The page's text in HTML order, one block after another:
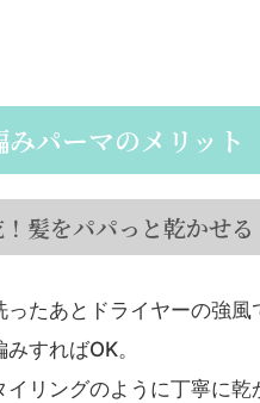
みパーマのメリット
髪をパパっと乾かせる
ったあとドライヤーの強風
すればOK。
イリングのように丁寧に乾